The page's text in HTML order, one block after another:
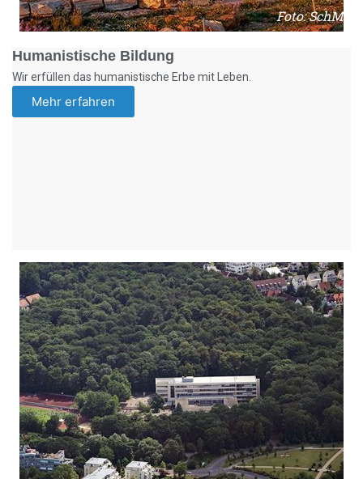
Foto: SchM
Humanistische Bildung
Wir erfüllen das humanistische Erbe mit Leben.
Mehr erfahren